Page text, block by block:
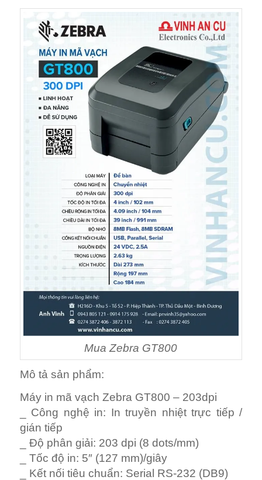
Mua Zebra GT800
Mô tả sản phẩm:
Máy in mã vạch Zebra GT800 – 203dpi
_ Công nghệ in: In truyền nhiệt trực tiếp /
gián tiếp
_ Độ phân giải: 203 dpi (8 dots/mm)
_ Tốc độ in: 5″ (127 mm)/giây
_ Kết nối tiêu chuẩn: Serial RS-232 (DB9)